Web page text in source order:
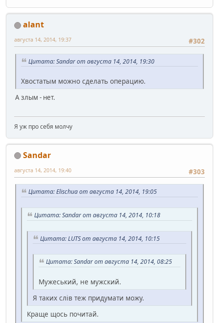
alant
#302
августа 14, 2014, 19:37
Цитата: Sandar от августа 14, 2014, 19:30
Хвостатым можно сделать операцию.
А злым - нет.
Я уж про себя молчу
Sandar
#303
августа 14, 2014, 19:40
Цитата: Elischua от августа 14, 2014, 19:05
Цитата: Sandar от августа 14, 2014, 10:18
Цитата: LUTS от августа 14, 2014, 10:15
Цитата: Sandar от августа 14, 2014, 08:25
Мужеський, не мужский.
Я таких слів теж придумати можу.
Краще щось почитай.